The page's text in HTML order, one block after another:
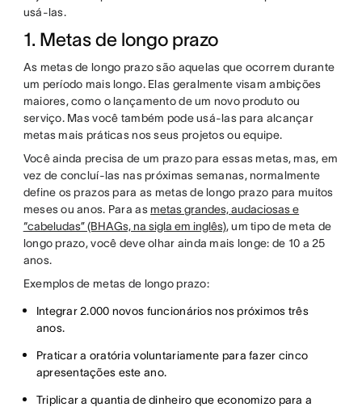
usá-las.
1. Metas de longo prazo
As metas de longo prazo são aquelas que ocorrem durante
um período mais longo. Elas geralmente visam ambições
maiores, como o lançamento de um novo produto ou
serviço. Mas você também pode usá-las para alcançar
metas mais práticas nos seus projetos ou equipe.
Você ainda precisa de um prazo para essas metas, mas, em
vez de concluí-las nas próximas semanas, normalmente
define os prazos para as metas de longo prazo para muitos
meses ou anos. Para as metas grandes, audaciosas e
“cabeludas” (BHAGs, na sigla em inglês), um tipo de meta de
longo prazo, você deve olhar ainda mais longe: de 10 a 25
anos.
Exemplos de metas de longo prazo:
Integrar 2.000 novos funcionários nos próximos três
anos.
Praticar a oratória voluntariamente para fazer cinco
apresentações este ano.
Triplicar a quantia de dinheiro que economizo para a